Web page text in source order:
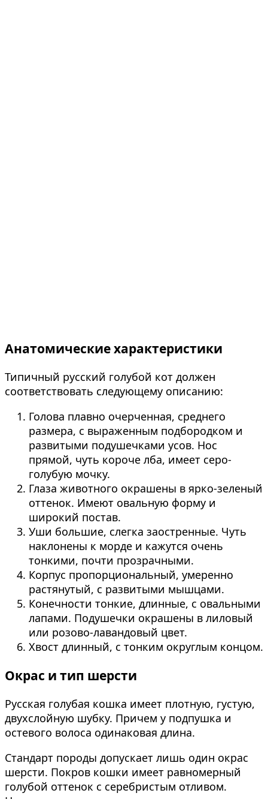
Анатомические характеристики
Типичный русский голубой кот должен
соответствовать следующему описанию:
Голова плавно очерченная, среднего
размера, с выраженным подбородком и
развитыми подушечками усов. Нос
прямой, чуть короче лба, имеет серо-
голубую мочку.
Глаза животного окрашены в ярко-зеленый
оттенок. Имеют овальную форму и
широкий постав.
Уши большие, слегка заостренные. Чуть
наклонены к морде и кажутся очень
тонкими, почти прозрачными.
Корпус пропорциональный, умеренно
растянутый, с развитыми мышцами.
Конечности тонкие, длинные, с овальными
лапами. Подушечки окрашены в лиловый
или розово-лавандовый цвет.
Хвост длинный, с тонким округлым концом.
Окрас и тип шерсти
Русская голубая кошка имеет плотную, густую,
двухслойную шубку. Причем у подпушка и
остевого волоса одинаковая длина.
Стандарт породы допускает лишь один окрас
шерсти. Покров кошки имеет равномерный
голубой оттенок с серебристым отливом.